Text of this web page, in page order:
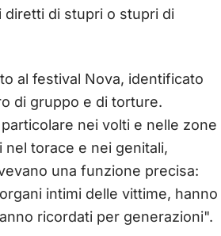
diretti di stupri o stupri di
al festival Nova, identificato
di gruppo e di torture.
nei volti e nelle zone
torace e nei genitali,
una funzione precisa:
intimi delle vittime, hanno
ricordati per generazioni".